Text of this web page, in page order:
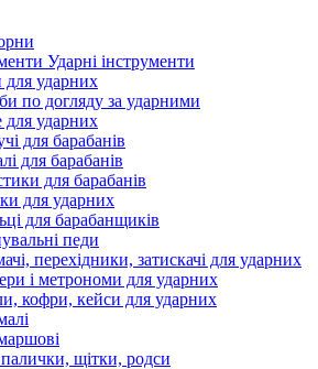
Ударні інструменти
для ударних
по догляду за ударними
для ударних
для барабанів
для барабанів
для барабанів
для ударних
для барабанщиків
педи
перехідники, затискачі для ударних
і метрономи для ударних
кофри, кейси для ударних
щітки, родси